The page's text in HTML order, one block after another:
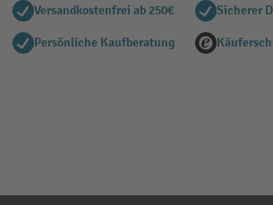
Versandkostenfrei ab 250€ Sicherer
Persönliche Kaufberatung